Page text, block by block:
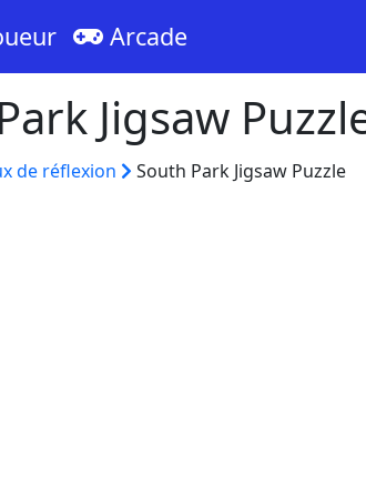
Arcade
Jigsaw
de réflexion South Park Jigsaw Puzzle